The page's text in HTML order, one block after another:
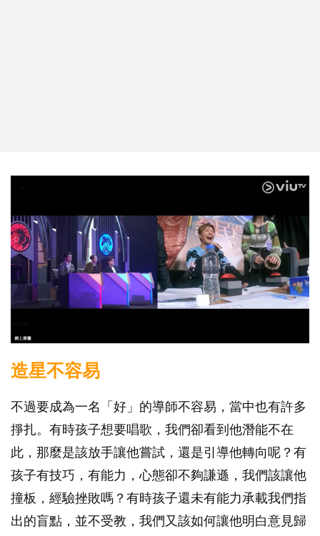
造星不容易
不過要成為一名「好」的導師不容易，當中也有許多
掙扎。有時孩子想要唱歌，我們卻看到他潛能不在
此，那麼是該放手讓他嘗試，還是引導他轉向呢？有
孩子有技巧，有能力，心態卻不夠謙遜，我們該讓他
撞板，經驗挫敗嗎？有時孩子還未有能力承載我們指
出的盲點，並不受教，我們又該如何讓他明白意見歸